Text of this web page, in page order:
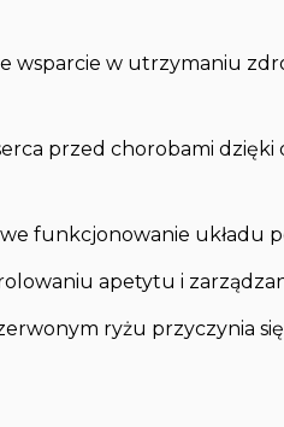
wsparcie w utrzymaniu
przed chorobami dzięki
funkcjonowanie układu
apetytu i
ryżu przyczynia